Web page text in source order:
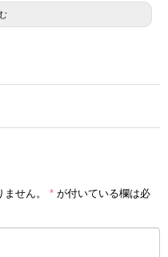
せん。 * が付いている欄は必